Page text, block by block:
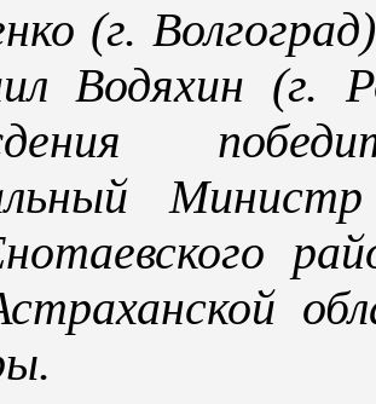
(г.
Водяхин (г.